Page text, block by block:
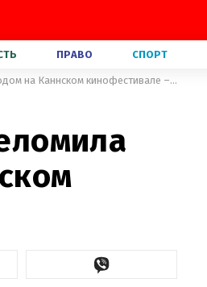
ПРАВО СПОРТ
После родов Тина Кунаки ошеломила роскошным выходом на Каннском кинофестивале – фото